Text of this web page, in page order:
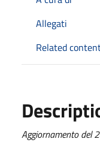
Allegati
Related
Aggiornamento